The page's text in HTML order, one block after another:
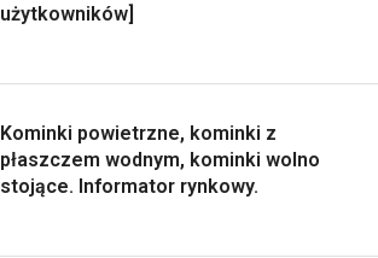
użytkowników]
Kominki powietrzne, kominki z
płaszczem wodnym, kominki wolno
stojące. Informator rynkowy.